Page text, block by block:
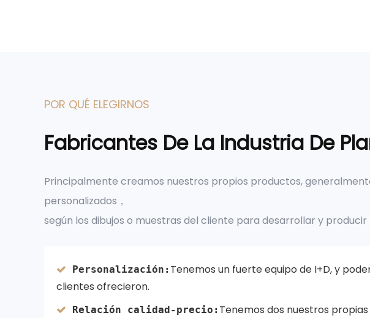
POR QUÉ ELEGIRNOS
Fabricantes De La Industria De
Principalmente creamos nuestros propios productos,
personalizados，
según los dibujos o muestras del cliente para desarrollar y
Personalización: Tenemos un fuerte equipo de I+D, y
clientes ofrecieron.
Relación calidad-precio: Tenemos dos nuestros